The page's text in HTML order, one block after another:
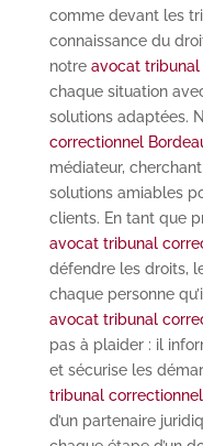
comme devant les
connaissance du
notre avocat tribunal
chaque situation
solutions adaptées.
correctionnel
médiateur,
solutions amiables
clients. En tant que
avocat tribunal
défendre les droits,
chaque personne
avocat tribunal
pas à plaider : il
et sécurise les
tribunal
d’un partenaire